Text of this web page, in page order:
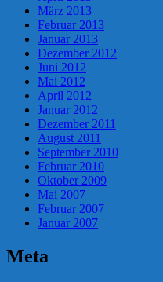
März 2013
Februar 2013
Januar 2013
Dezember 2012
Juni 2012
Mai 2012
April 2012
Januar 2012
Dezember 2011
August 2011
September 2010
Februar 2010
Oktober 2009
Mai 2007
Februar 2007
Januar 2007
Meta